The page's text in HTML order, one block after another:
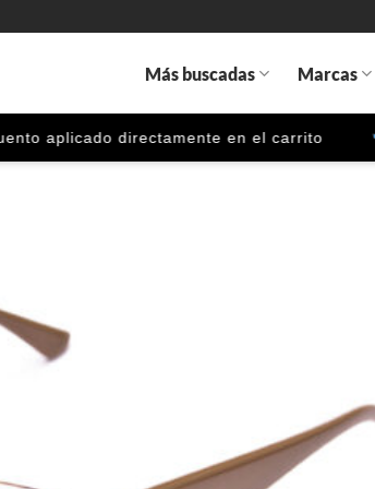
Más buscadas Marcas
aplicado directamente en el carrito